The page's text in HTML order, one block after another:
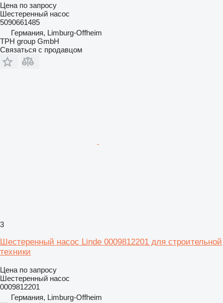
Цена по запросу
Шестеренный насос
5090661485
Германия, Limburg-Offheim
TPH group GmbH
Связаться с продавцом
3
Шестеренный насос Linde 0009812201 для строительной
техники
Цена по запросу
Шестеренный насос
0009812201
Германия, Limburg-Offheim